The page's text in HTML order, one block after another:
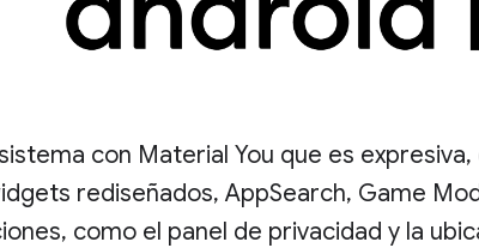
con Material You que es
rediseñados, AppSearch, Game
como el panel de privacidad y la